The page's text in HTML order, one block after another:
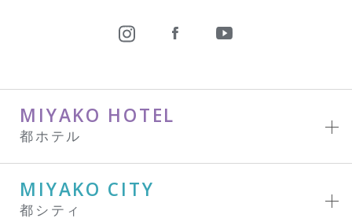
MIYAKO HOTEL
都ホテル
MIYAKO CITY
都シティ